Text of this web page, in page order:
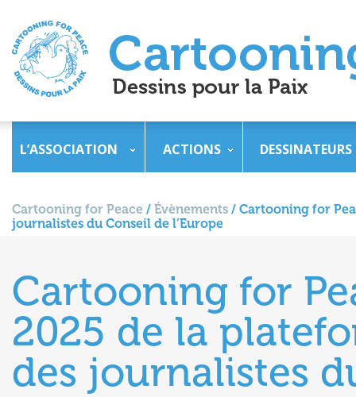
L’ASSOCIATION ACTIONS DESSINATEURS
Cartooning for Peace / Évènements / Cartooning for
journalistes du Conseil de l’Europe
Cartooning for
2025 de la
des journalistes